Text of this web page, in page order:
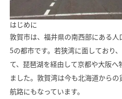
モデルハウス
資料請求
はじめに
敦賀市は、福井県の南西部にある
5の都市です。若狭湾に面しており
て、琵琶湖を経由して京都や大阪へ
ました。敦賀湾は今も北海道から
航路にもなっています。